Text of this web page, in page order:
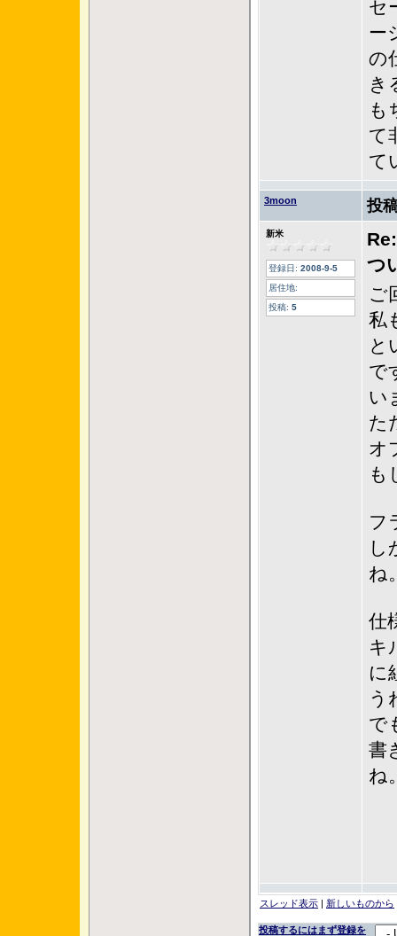
セ
ー
の
き
も
て
て
3moon 投
新米
登録日: 2008-9-5
居住地:
投稿: 5
つ
ご
私
と
で
い
た
オ
も
フ
し
ね
仕
キ
に
う
で
書
ね
スレッド表示 | 新しいものから
投稿するにはまず登録を